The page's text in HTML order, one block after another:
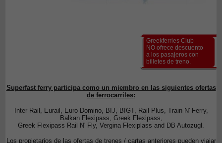
Greekferries Club
NO ofrece descuento
a los pasajeros con
billetes de treno.
Superfast ferry participa como un miembro en las siguientes ofertas
de ferrocarriles:
Inter Rail, Eurail, Euro Domino, BIJ, BIGT, Rail Plus, Train N' Ferry,
Balkan Flexipass, Greek Flexipass,
Greek Flexipass Rail N' Fly, Vergina Flexiplass and DB Autozugl.
Los propietarios de las ofertas de trenes / cartas anteriores pueden viajar